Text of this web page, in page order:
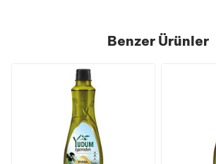
Benzer Ürünler